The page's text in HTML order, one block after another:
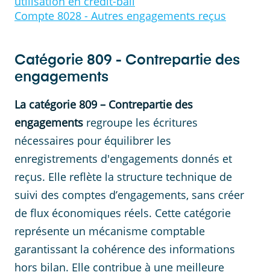
Compte 8028 - Autres engagements reçus
Catégorie 809 - Contrepartie des
engagements
La catégorie 809 – Contrepartie des
engagements regroupe les écritures
nécessaires pour équilibrer les
enregistrements d'engagements donnés et
reçus. Elle reflète la structure technique de
suivi des comptes d’engagements, sans créer
de flux économiques réels. Cette catégorie
représente un mécanisme comptable
garantissant la cohérence des informations
hors bilan. Elle contribue à une meilleure